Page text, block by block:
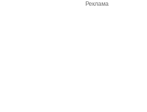
Реклама